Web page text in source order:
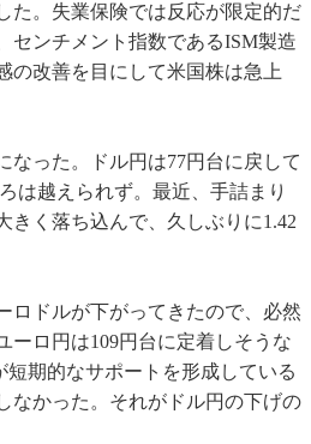
た。失業保険では反応が限定的だ
センチメント指数であるISM製造
の改善を目にして米国株は急上
った。ドル円は77円台に戻して
は越えられず。最近、手詰まり
きく落ち込んで、久しぶりに1.42
ドルが下がってきたので、必然
ーロ円は109円台に定着しそうな
短期的なサポートを形成している
なかった。それがドル円の下げの